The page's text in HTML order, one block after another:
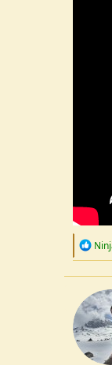
R
t
i
o
n
s
: